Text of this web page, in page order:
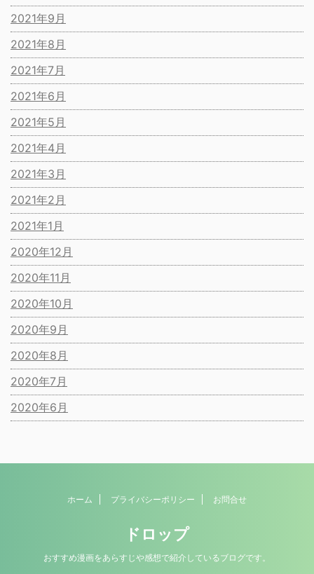
2021年9月
2021年8月
2021年7月
2021年6月
2021年5月
2021年4月
2021年3月
2021年2月
2021年1月
2020年12月
2020年11月
2020年10月
2020年9月
2020年8月
2020年7月
2020年6月
ホーム プライバシーポリシー お問合せ
ドロップ
おすすめ漫画をあらすじや感想で紹介しているブログです。